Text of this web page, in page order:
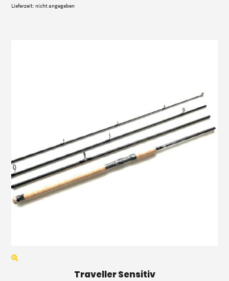
Lieferzeit: nicht angegeben
Traveller Sensitiv